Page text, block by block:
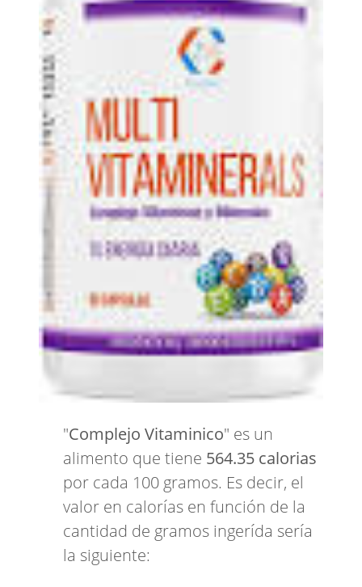
"Complejo Vitaminico" es un
alimento que tiene 564.35 calorias
por cada 100 gramos. Es decir, el
valor en calorías en función de la
cantidad de gramos ingerída sería
la siguiente: